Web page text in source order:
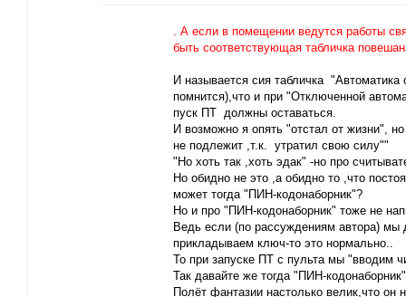
. А если в помещении ведутся работы
быть соответствующая табличка
И называется сия табличка
помнится),что и при "Отключенной
пуск ПТ должны оставаться.
И возможно я опять "отстал от
не подлежит ,т.к. утратил свою силу""
"Но хоть так ,хоть эдак" -но про
Но обидно не это ,а обидно то ,что
может тогда "ПИН-кодонаборник"?
Но и про "ПИН-кодонаборник" тоже не
Ведь если (по рассуждениям автора)
прикладываем ключ-то это нормально..
То при запуске ПТ с пульта мы "вводим
Так давайте же тогда "ПИН-
Полёт фантазии настолько велик,что он